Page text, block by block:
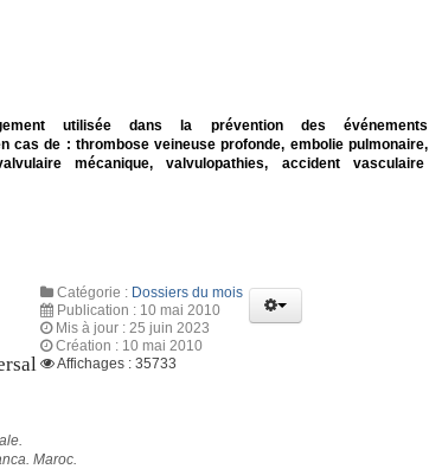
utilisée dans la prévention des événements
cas de : thrombose veineuse profonde, embolie pulmonaire,
mécanique, valvulopathies, accident vasculaire
Catégorie : Dossiers du mois
Publication : 10 mai 2010
Mis à jour : 25 juin 2023
Création : 10 mai 2010
Affichages : 35733
Maroc.